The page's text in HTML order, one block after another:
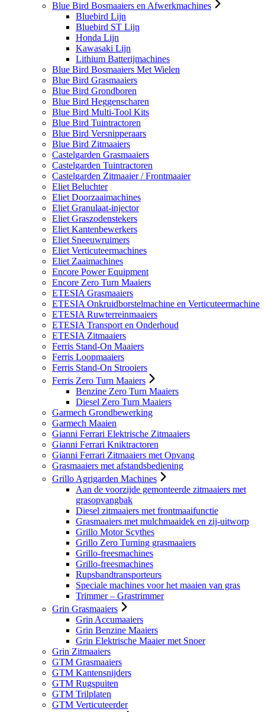
Blue Bird Bosmaaiers en Afwerkmachines
Bluebird Lijn
Bluebird ST Lijn
Honda Lijn
Kawasaki Lijn
Lithium Batterijmachines
Blue Bird Bosmaaiers Met Wielen
Blue Bird Grasmaaiers
Blue Bird Grondboren
Blue Bird Heggenscharen
Blue Bird Multi-Tool Kits
Blue Bird Tuintractoren
Blue Bird Versnipperaars
Blue Bird Zitmaaiers
Castelgarden Grasmaaiers
Castelgarden Tuintractoren
Castelgarden Zitmaaier / Frontmaaier
Eliet Beluchter
Eliet Doorzaaimachines
Eliet Granulaat-injector
Eliet Graszodenstekers
Eliet Kantenbewerkers
Eliet Sneeuwruimers
Eliet Verticuteermachines
Eliet Zaaimachines
Encore Power Equipment
Encore Zero Turn Maaiers
ETESIA Grasmaaiers
ETESIA Onkruidborstelmachine en Verticuteermachine
ETESIA Ruwterreinmaaiers
ETESIA Transport en Onderhoud
ETESIA Zitmaaiers
Ferris Stand-On Maaiers
Ferris Loopmaaiers
Ferris Stand-On Strooiers
Ferris Zero Turn Maaiers
Benzine Zero Turn Maaiers
Diesel Zero Turn Maaiers
Garmech Grondbewerking
Garmech Maaien
Gianni Ferrari Elektrische Zitmaaiers
Gianni Ferrari Kniktractoren
Gianni Ferrari Zitmaaiers met Opvang
Grasmaaiers met afstandsbediening
Grillo Agrigarden Machines
Aan de voorzijde gemonteerde zitmaaiers met
grasopvangbak
Diesel zitmaaiers met frontmaaifunctie
Grasmaaiers met mulchmaaidek en zij-uitworp
Grillo Motor Scythes
Grillo Zero Turning grasmaaiers
Grillo-freesmachines
Grillo-freesmachines
Rupsbandtransporteurs
Speciale machines voor het maaien van gras
Trimmer – Grastrimmer
Grin Grasmaaiers
Grin Accumaaiers
Grin Benzine Maaiers
Grin Elektrische Maaier met Snoer
Grin Zitmaaiers
GTM Grasmaaiers
GTM Kantensnijders
GTM Rugspuiten
GTM Trilplaten
GTM Verticuteerder